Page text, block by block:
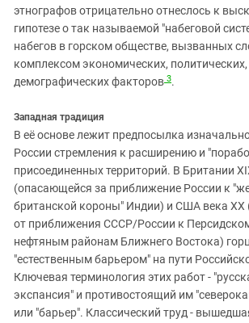
этнографов отрицательно отнеслось к
гипотезе о так называемой "набеговой
набегов в горском обществе, вызванных
комплексом экономических,
демографических факторов 3.
Западная традиция
В её основе лежит предпосылка
России стремления к расширению и
присоединенных территорий. В Британии
(опасающейся за приближение России к
британской короны" Индии) и США века XX
от приближения СССР/России к
нефтяным районам Ближнего Востока)
"естественным барьером" на пути
Ключевая терминология этих работ -
экспансия" и противостоящий им
или "барьер". Классический труд -